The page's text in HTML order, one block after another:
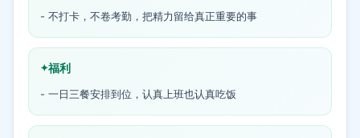
- 不打卡，不卷考勤，把精力留给真正重要的事
福利
- 一日三餐安排到位，认真上班也认真吃饭